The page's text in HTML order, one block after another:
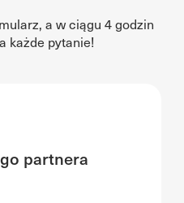
a w ciągu 4 godzin
każde pytanie!
partnera